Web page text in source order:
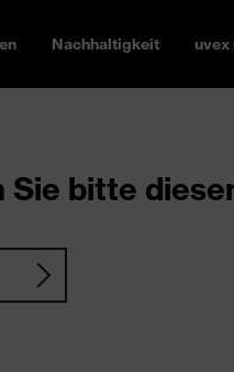
Nachhaltigkeit uvex
bitte